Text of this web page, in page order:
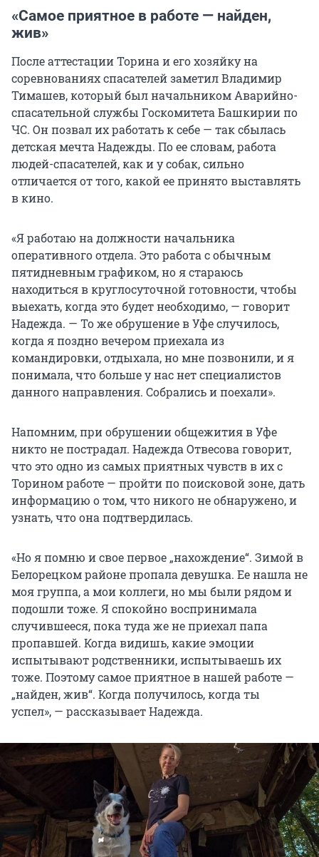
«Самое приятное в работе — найден,
жив»
После аттестации Торина и его хозяйку на
соревнованиях спасателей заметил Владимир
Тимашев, который был начальником Аварийно-
спасательной службы Госкомитета Башкирии по
ЧС. Он позвал их работать к себе — так сбылась
детская мечта Надежды. По ее словам, работа
людей-спасателей, как и у собак, сильно
отличается от того, какой ее принято выставлять
в кино.
«Я работаю на должности начальника
оперативного отдела. Это работа с обычным
пятидневным графиком, но я стараюсь
находиться в круглосуточной готовности, чтобы
выехать, когда это будет необходимо, — говорит
Надежда. — То же обрушение в Уфе случилось,
когда я поздно вечером приехала из
командировки, отдыхала, но мне позвонили, и я
понимала, что больше у нас нет специалистов
данного направления. Собрались и поехали».
Напомним, при обрушении общежития в Уфе
никто не пострадал. Надежда Отвесова говорит,
что это одно из самых приятных чувств в их с
Торином работе — пройти по поисковой зоне, дать
информацию о том, что никого не обнаружено, и
узнать, что она подтвердилась.
«Но я помню и свое первое „нахождение“. Зимой в
Белорецком районе пропала девушка. Ее нашла не
моя группа, а мои коллеги, но мы были рядом и
подошли тоже. Я спокойно воспринимала
случившееся, пока туда же не приехал папа
пропавшей. Когда видишь, какие эмоции
испытывают родственники, испытываешь их
тоже. Поэтому самое приятное в нашей работе —
„найден, жив“. Когда получилось, когда ты
успел», — рассказывает Надежда.